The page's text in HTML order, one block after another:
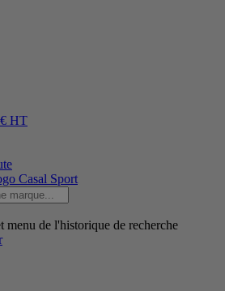
HT
menu de l'historique de recherche